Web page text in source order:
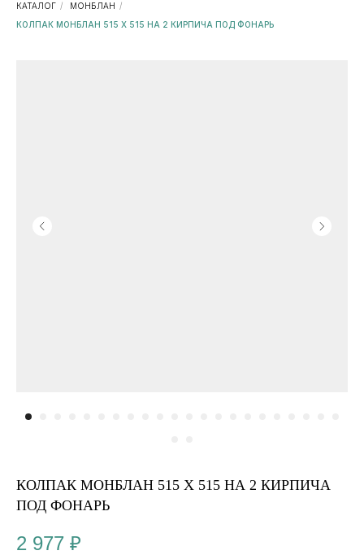
КАТАЛОГ / МОНБЛАН /
КОЛПАК МОНБЛАН 515 Х 515 НА 2 КИРПИЧА ПОД ФОНАРЬ
КОЛПАК МОНБЛАН 515 Х 515 НА 2 КИРПИЧА
ПОД ФОНАРЬ
2 977 ₽